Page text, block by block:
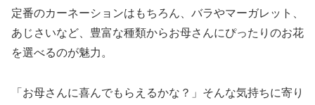
定番のカーネーションはもちろん、バラやマーガレット、
あじさいなど、豊富な種類からお母さんにぴったりのお花
を選べるのが魅力。
「お母さんに喜んでもらえるかな？」そんな気持ちに寄り